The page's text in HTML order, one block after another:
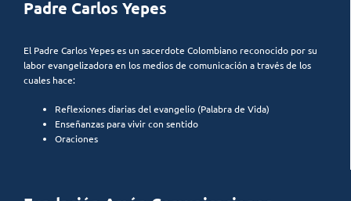
Padre Carlos Yepes
El Padre Carlos Yepes es un sacerdote Colombiano reconocido por su
labor evangelizadora en los medios de comunicación a través de los
cuales hace:
Reflexiones diarias del evangelio (Palabra de Vida)
Enseñanzas para vivir con sentido
Oraciones